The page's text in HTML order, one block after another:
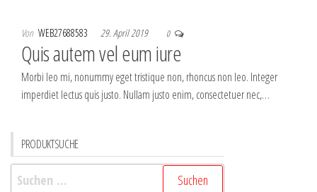
Von WEB27688583 29. April 2019 0
Quis autem vel eum iure
Morbi leo mi, nonummy eget tristique non, rhoncus non leo. Integer
imperdiet lectus quis justo. Nullam justo enim, consectetuer nec,…
PRODUKTSUCHE
Suchen